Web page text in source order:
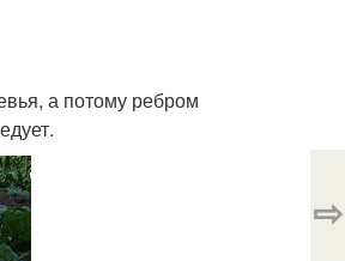
а потому ребром
⇨